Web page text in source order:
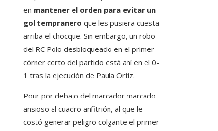
en mantener el orden para evitar un
gol tempranero que les pusiera cuesta
arriba el chocque. Sin embargo, un robo
del RC Polo desbloqueado en el primer
córner corto del partido está ahí en el 0-
1 tras la ejecución de Paula Ortiz.
Pour por debajo del marcador marcado
ansioso al cuadro anfitrión, al que le
costó generar peligro colgante el primer